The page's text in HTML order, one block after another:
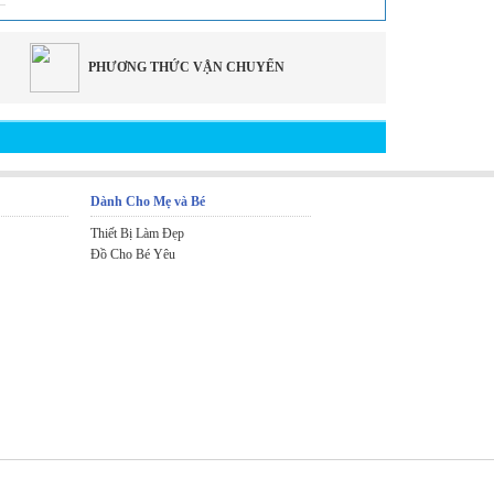
PHƯƠNG THỨC VẬN CHUYỂN
Dành Cho Mẹ và Bé
Thiết Bị Làm Đẹp
Đồ Cho Bé Yêu